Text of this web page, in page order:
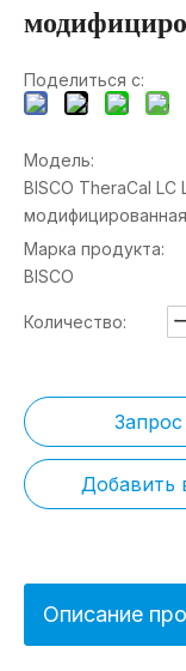
Поделиться с:
Модель:
BISCO TheraCal LC
Марка продукта:
BISCO
Количество:
Добавить
Описание